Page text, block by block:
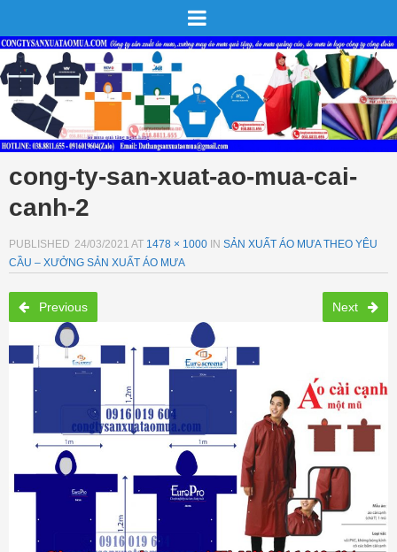
cong-ty-san-xuat-ao-mua-cai-
canh-2
PUBLISHED 24/03/2021 AT 1478 × 1000 IN SẢN XUẤT ÁO MƯA THEO YÊU
CẦU – XƯỞNG SẢN XUẤT ÁO MƯA
Previous Next